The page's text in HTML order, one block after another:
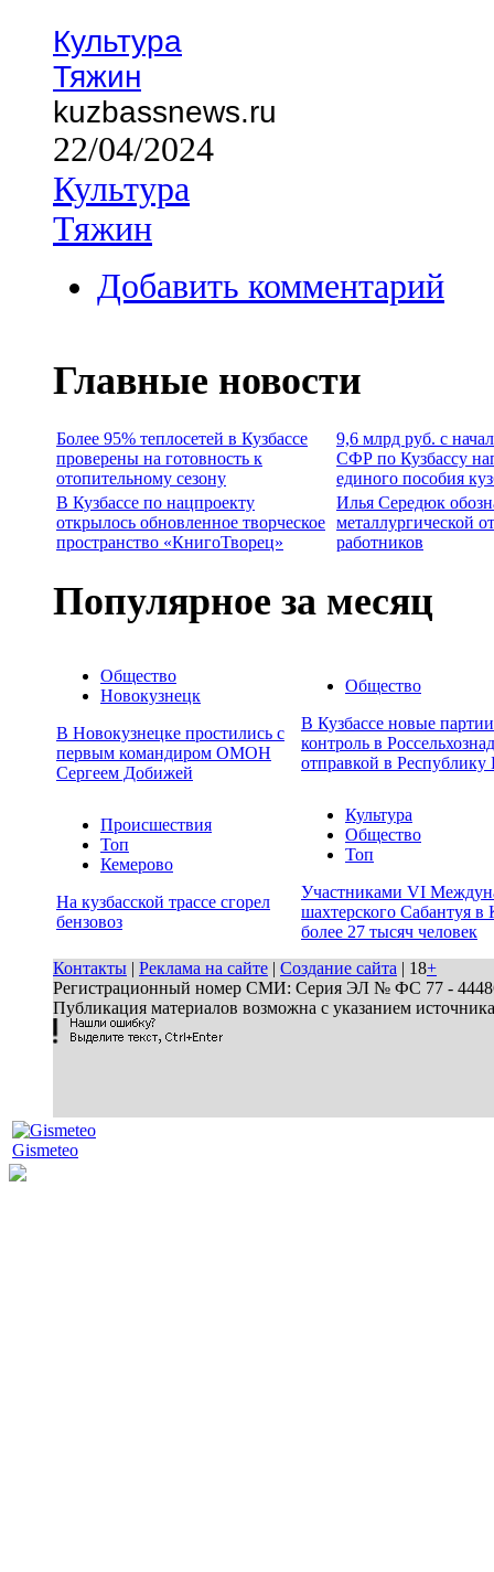
Культура
Тяжин
kuzbassnews.ru
22/04/2024
Культура
Тяжин
Добавить комментарий
Главные новости
Более 95% теплосетей в Кузбассе
проверены на готовность к
отопительному сезону
9,6 млрд руб. с
СФР по Кузбассу
единого пособия
В Кузбассе по нацпроекту
открылось обновленное творческое
пространство «КнигоТворец»
Илья Середюк
металлургической
работников
Популярное за месяц
Общество
Новокузнецк
В Новокузнецке простились с
первым командиром ОМОН
Сергеем Добижей
Общество
В Кузбассе новые
контроль в
отправкой в Республику
Происшествия
Топ
Кемерово
На кузбасской трассе сгорел
бензовоз
Культура
Общество
Топ
Участниками VI
шахтерского Сабантуя в
более 27 тысяч человек
Контакты | Реклама на сайте | Создание сайта | 18+
Регистрационный номер СМИ: Серия ЭЛ № ФС 77 - 44486
Публикация материалов возможна с указанием
Gismeteo